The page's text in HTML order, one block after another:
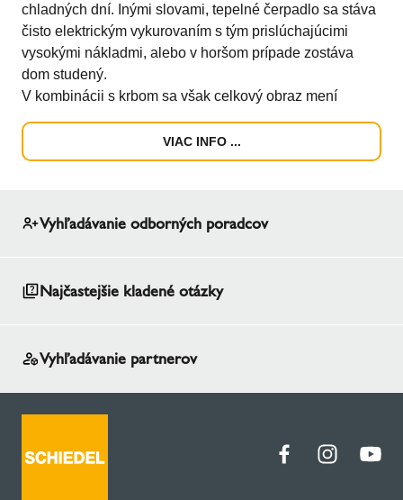
chladných dní. Inými slovami, tepelné čerpadlo sa stáva
čisto elektrickým vykurovaním s tým prislúchajúcimi
vysokými nákladmi, alebo v horšom prípade zostáva
dom studený.
V kombinácii s krbom sa však celkový obraz mení
VIAC INFO ...
Vyhľadávanie odborných poradcov
Najčastejšie kladené otázky
Vyhľadávanie partnerov